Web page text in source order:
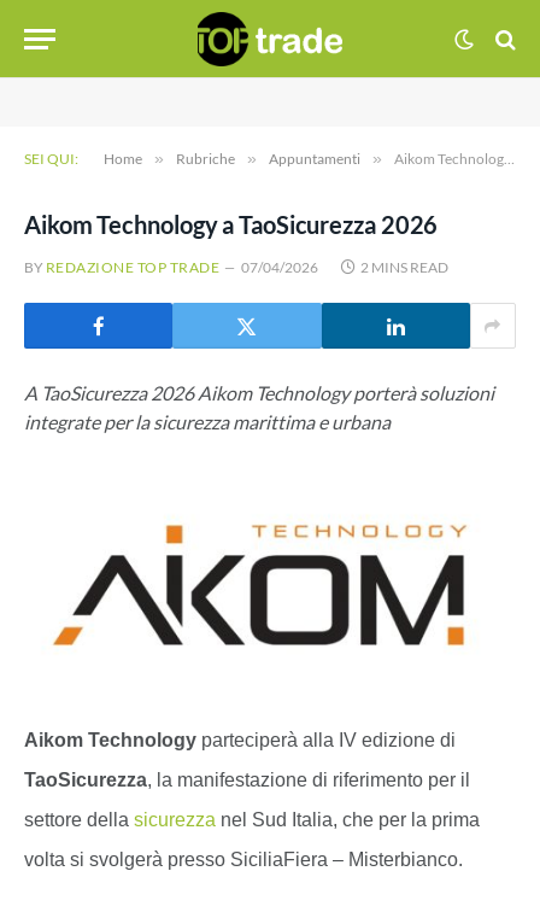
SEI QUI: Home » Rubriche » Appuntamenti » Aikom Technology a TaoSicurezza 2026
Aikom Technology a TaoSicurezza 2026
BY REDAZIONE TOP TRADE 07/04/2026 2 MINS READ
A TaoSicurezza 2026 Aikom Technology porterà soluzioni
integrate per la sicurezza marittima e urbana
Aikom Technology parteciperà alla IV edizione di
TaoSicurezza, la manifestazione di riferimento per il
settore della sicurezza nel Sud Italia, che per la prima
volta si svolgerà presso SiciliaFiera – Misterbianco.